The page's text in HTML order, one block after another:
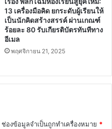
13 เครื่องมือคิด ยกระดับผู้เรียนให้
เป็นนักคิดสร้างสรรค์ ผ่านเกณฑ์
ร้อยละ 80 รับเกียรติบัตรทันทีทาง
อีเมล
พฤศจิกายน 21, 2025
ช่องข้อมูลจำเป็นถูกทำเครื่องหมาย *